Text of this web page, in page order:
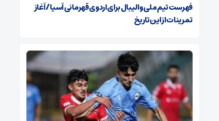
فهرست تیم ملی والیبال برای اردوی قهرمانی آسیا / آغاز
تمرینات از این تاریخ